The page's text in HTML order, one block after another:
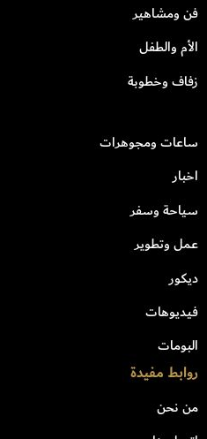
فن ومشاهير
الأم والطفل
زفاف وخطوبة
ساعات ومجوهرات
اخبار
سياحة وسفر
عمل وتطوير
ديكور
فيديوهات
البومات
روابط مفيدة
من نحن